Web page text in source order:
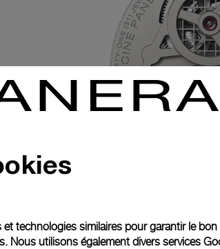
technologies similaires pour garantir le
Nous utilisons également divers services